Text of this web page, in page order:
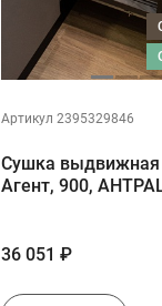
Артикул 2395329846
Сушка
Агент, 900,
36 051 ₽